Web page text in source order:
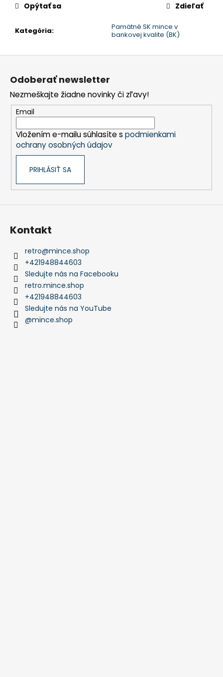
Kategória:
Pamätné SK mince v
bankovej kvalite (BK)
Opýtať sa Zdieľať
Z
Odoberať newsletter
Nezmeškajte žiadne novinky či zľavy!
Email
Vložením e-mailu súhlasíte s podmienkami
ochrany osobných údajov
PRIHLÁSIŤ SA
Kontakt
retro@mince.shop
+421948844603
Sledujte nás na Facebooku
retro.mince.shop
+421948844603
Sledujte nás na YouTube
@mince.shop